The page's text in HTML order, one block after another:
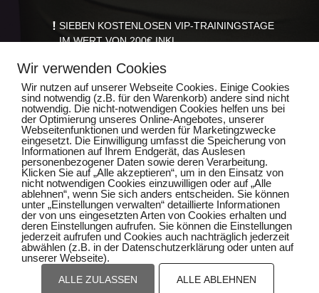
SIEBEN KOSTENLOSEN VIP-TRAININGSTAGE
IM WERT VON 200€ INKL.
EINER GETRÄNKEFLAT
EINEM PERSONALTRAINING
EINER AUSFÜHRLICHE GERÄTEEINWEISUNG
EINEN INDIVIDUELLEN TRAININGSPLAN
HIER KLICKEN & GESCHENK
KOSTENLOS SICHERN
Impressum
Wir verwenden Cookies
Wir nutzen auf unserer Webseite Cookies. Einige Cookies
sind notwendig (z.B. für den Warenkorb) andere sind nicht
notwendig. Die nicht-notwendigen Cookies helfen uns bei
der Optimierung unseres Online-Angebotes, unserer
Webseitenfunktionen und werden für Marketingzwecke
eingesetzt. Die Einwilligung umfasst die Speicherung von
Informationen auf Ihrem Endgerät, das Auslesen
personenbezogener Daten sowie deren Verarbeitung.
Klicken Sie auf „Alle akzeptieren“, um in den Einsatz von
nicht notwendigen Cookies einzuwilligen oder auf „Alle
ablehnen“, wenn Sie sich anders entscheiden. Sie können
unter „Einstellungen verwalten“ detaillierte Informationen
der von uns eingesetzten Arten von Cookies erhalten und
deren Einstellungen aufrufen. Sie können die Einstellungen
jederzeit aufrufen und Cookies auch nachträglich jederzeit
abwählen (z.B. in der Datenschutzerklärung oder unten auf
unserer Webseite).
ALLE ZULASSEN ALLE ABLEHNEN